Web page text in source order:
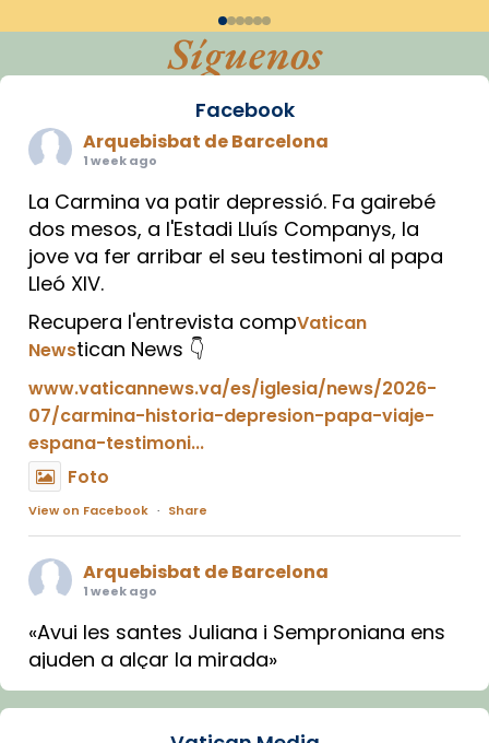
Síguenos
Facebook
Arquebisbat de Barcelona
1 week ago
La Carmina va patir depressió. Fa gairebé
dos mesos, a l'Estadi Lluís Companys, la
jove va fer arribar el seu testimoni al papa
Lleó XIV.
Recupera l'entrevista compVatican
Newstican News 👇
www.vaticannews.va/es/iglesia/news/2026-
07/carmina-historia-depresion-papa-viaje-
espana-testimoni...
Foto
View on Facebook · Share
Arquebisbat de Barcelona
1 week ago
«Avui les santes Juliana i Semproniana ens
ajuden a alçar la mirada»
Mons. Sergi Gordo, bisbe de Tortosa, ha